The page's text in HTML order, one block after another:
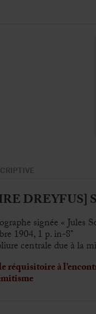
DREYFUS]
signée « Jules
1904, 1 p. in-8°
centrale due à la
réquisitoire à